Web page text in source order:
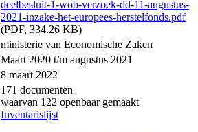
deelbesluit-1-wob-verzoek-dd-11-augustus-
2021-inzake-het-europees-herstelfonds.pdf
(PDF, 334.26 KB)
ministerie van Economische Zaken
Maart 2020 t/m augustus 2021
8 maart 2022
171 documenten
waarvan 122 openbaar gemaakt
Inventarislijst